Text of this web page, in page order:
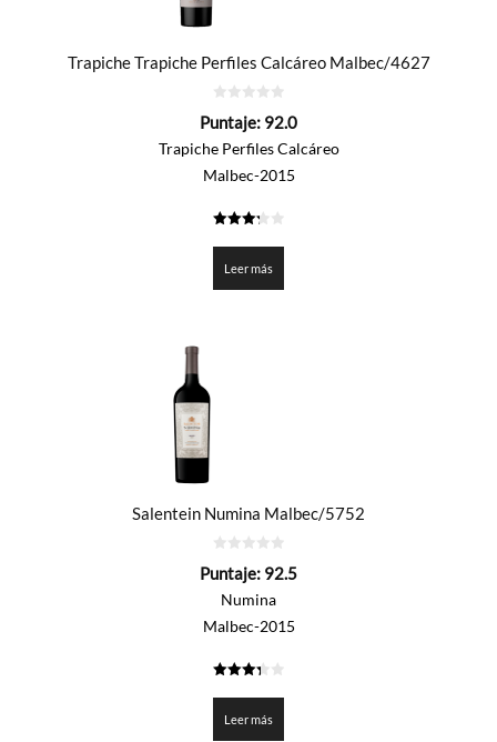
Trapiche Trapiche Perfiles Calcáreo Malbec/4627
de
Puntaje: 92.0
Trapiche Perfiles Calcáreo
Malbec-2015
Leer más
Salentein Numina Malbec/5752
de
Puntaje: 92.5
Numina
Malbec-2015
Leer más